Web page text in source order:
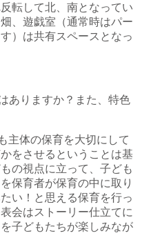
転して北、南となってい
、遊戯室（通常時はパー
）は共有スペースとなっ
ありますか？また、特色
主体の保育を大切にして
をさせるということは基
の視点に立って、子ども
保育者が保育の中に取り
い！と思える保育を行っ
会はストーリー仕立てに
子どもたちが楽しみなが